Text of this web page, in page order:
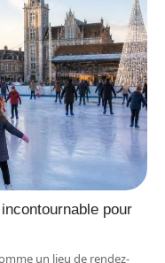
pour
un lieu de rendez-